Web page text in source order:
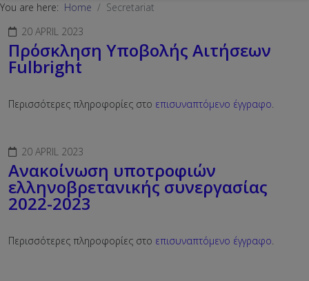
You are here: Home
Secretariat
20 APRIL 2023
Πρόσκληση Υποβολής Αιτήσεων
Fulbright
Περισσότερες πληροφορίες στο επισυναπτόμενο έγγραφο.
20 APRIL 2023
Ανακοίνωση υποτροφιών
ελληνοβρετανικής συνεργασίας
2022-2023
Περισσότερες πληροφορίες στο επισυναπτόμενο έγγραφο.